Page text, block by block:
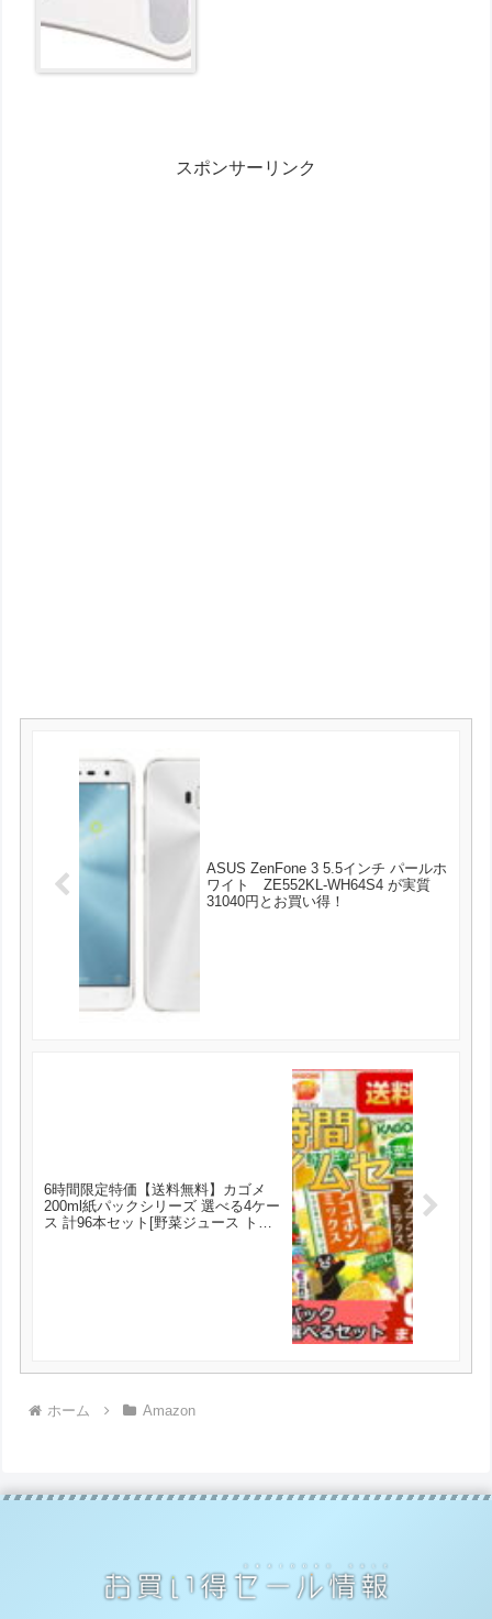
スポンサーリンク
ASUS ZenFone 3 5.5インチ パールホ
ワイト ZE552KL-WH64S4 が実質
31040円とお買い得！
6時間限定特価【送料無料】カゴメ
200ml紙パックシリーズ 選べる4ケー
ス 計96本セット[野菜ジュース トマ
ホーム Amazon